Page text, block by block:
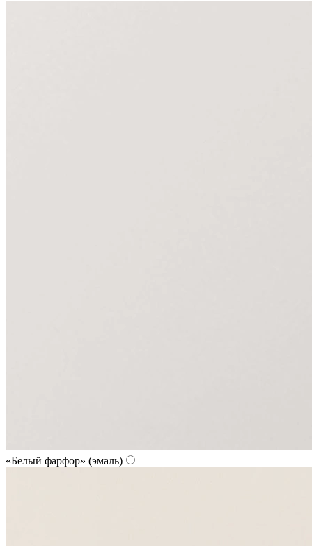
«Белый фарфор» (эмаль)